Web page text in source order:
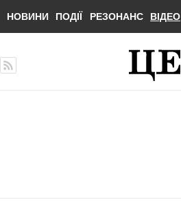
НОВИНИ ПОДІЇ РЕЗОНАНС ВІДЕО